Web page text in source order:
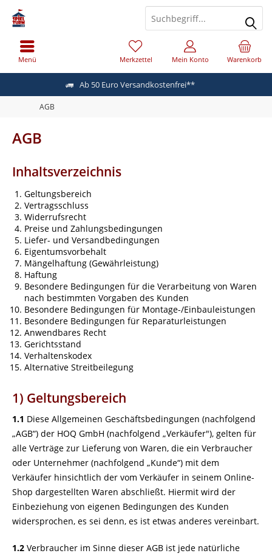
Ab 50 Euro Versandkostenfrei**
Menü Warenkorb
Merkzettel Mein Konto
AGB
AGB
Inhaltsverzeichnis
Geltungsbereich
Vertragsschluss
Widerrufsrecht
Preise und Zahlungsbedingungen
Liefer- und Versandbedingungen
Eigentumsvorbehalt
Mängelhaftung (Gewährleistung)
Haftung
Besondere Bedingungen für die Verarbeitung von Waren
nach bestimmten Vorgaben des Kunden
Besondere Bedingungen für Montage-/Einbauleistungen
Besondere Bedingungen für Reparaturleistungen
Anwendbares Recht
Gerichtsstand
Verhaltenskodex
Alternative Streitbeilegung
1) Geltungsbereich
1.1 Diese Allgemeinen Geschäftsbedingungen (nachfolgend
„AGB“) der HOQ GmbH (nachfolgend „Verkäufer"), gelten für
alle Verträge zur Lieferung von Waren, die ein Verbraucher
oder Unternehmer (nachfolgend „Kunde“) mit dem
Verkäufer hinsichtlich der vom Verkäufer in seinem Online-
Shop dargestellten Waren abschließt. Hiermit wird der
Einbeziehung von eigenen Bedingungen des Kunden
widersprochen, es sei denn, es ist etwas anderes vereinbart.
1.2 Verbraucher im Sinne dieser AGB ist jede natürliche